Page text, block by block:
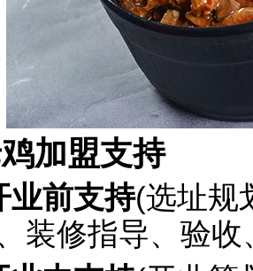
加盟支持
业前支持(选址规
装修指导、验